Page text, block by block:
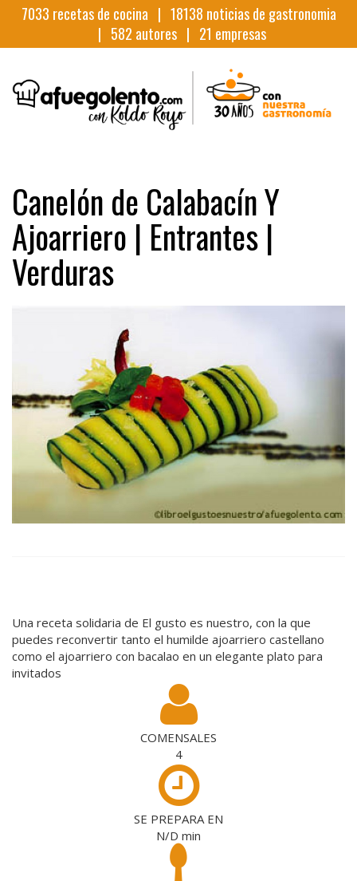
7033 recetas de cocina | 18138 noticias de gastronomia
| 582 autores | 21 empresas
Canelón de Calabacín Y
Ajoarriero | Entrantes |
Verduras
Una receta solidaria de El gusto es nuestro, con la que
puedes reconvertir tanto el humilde ajoarriero castellano
como el ajoarriero con bacalao en un elegante plato para
invitados
COMENSALES
4
SE PREPARA EN
N/D min